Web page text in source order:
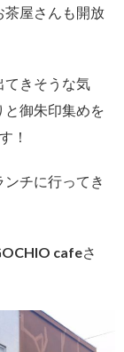
茶屋さんも開放
てきそうな気
御朱印集めを
！
チに行ってき
cafeさ